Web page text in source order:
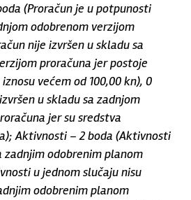
(Proračun je u potpunosti
odobrenom verzijom
nije izvršen u skladu sa
proračuna jer postoje
većem od 100,00 kn), 0
u skladu sa zadnjom
jer su sredstva
Aktivnosti – 2 boda (Aktivnosti
zadnjim odobrenim planom
u jednom slučaju nisu
odobrenim planom